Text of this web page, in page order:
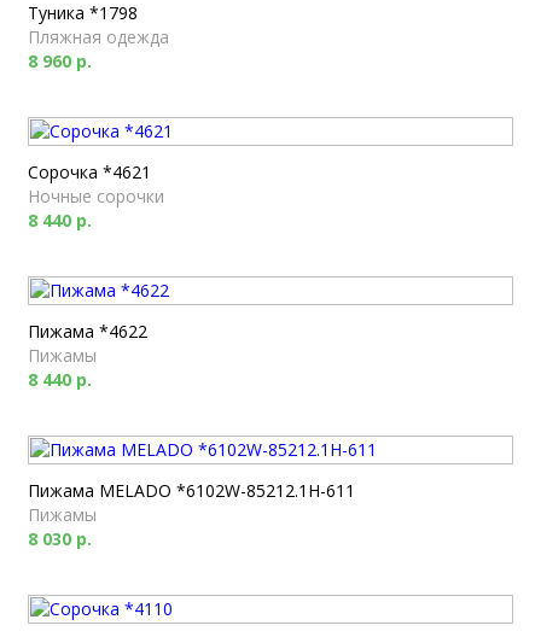
Туника *1798
Пляжная одежда
8 960 р.
Сорочка *4621
Ночные сорочки
8 440 р.
Пижама *4622
Пижамы
8 440 р.
Пижама MELADO *6102W-85212.1H-611
Пижамы
8 030 р.